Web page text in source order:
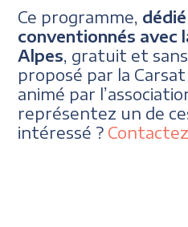
Ce programme,
conventionnés avec
Alpes , gratuit et
proposé par la
animé par
représentez un de
intéressé ?